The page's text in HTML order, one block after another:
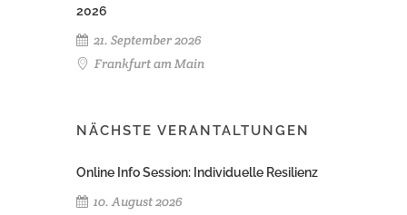
2026
21. September 2026
Frankfurt am Main
NÄCHSTE VERANTALTUNGEN
Online Info Session: Individuelle Resilienz
10. August 2026